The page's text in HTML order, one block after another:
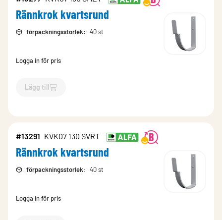
Rännkrok kvartsrund
förpackningsstorlek: 40 st
Logga in för pris
Lägg till
`$Lägg till
#13291 KVK07 130 SVRT
Rännkrok kvartsrund
förpackningsstorlek: 40 st
Logga in för pris